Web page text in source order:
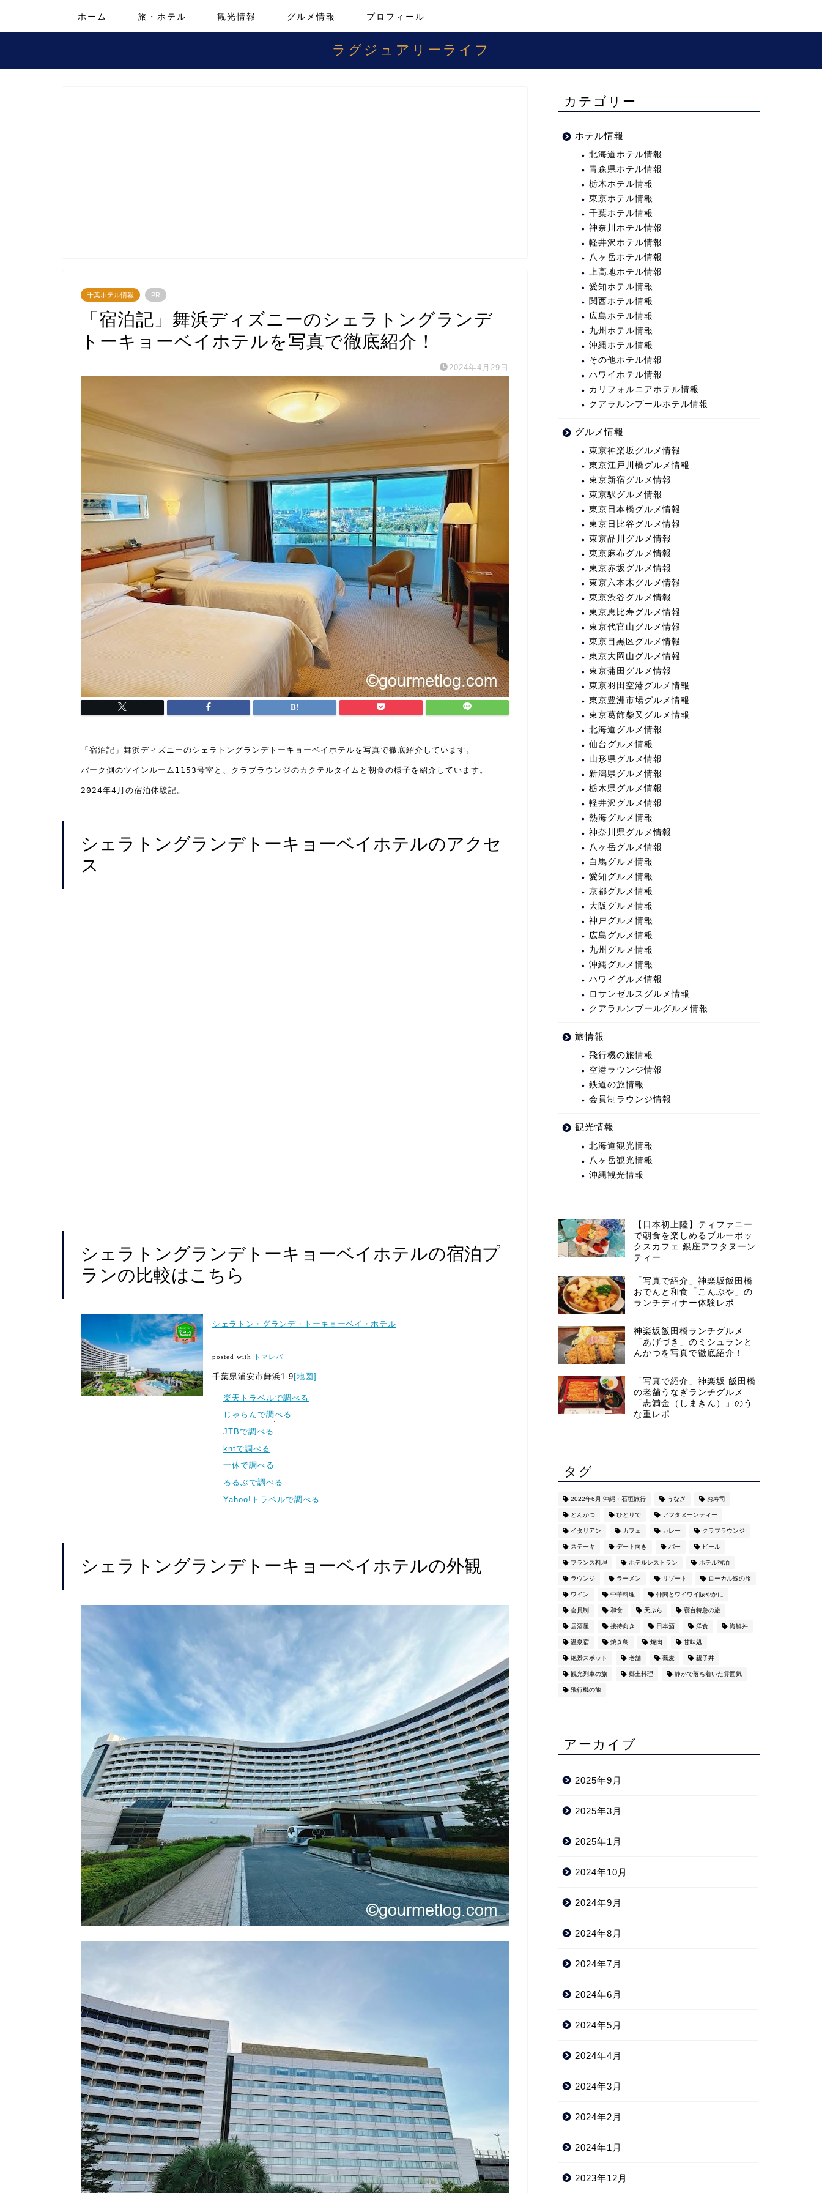
ホーム 旅・ホテル 観光情報 グルメ情報 プロフィール
ラグジュアリーライフ
千葉ホテル情報 PR
「宿泊記」舞浜ディズニーのシェラトングランデ
トーキョーベイホテルを写真で徹底紹介！
2024年4月29日
「宿泊記」舞浜ディズニーのシェラトングランデトーキョーベイホテルを写真で徹底紹介しています。
パーク側のツインルーム1153号室と、クラブラウンジのカクテルタイムと朝食の様子を紹介しています。
2024年4月の宿泊体験記。
シェラトングランデトーキョーベイホテルのアクセ
ス
シェラトングランデトーキョーベイホテルの宿泊プ
ランの比較はこちら
シェラトン・グランデ・トーキョーベイ・ホテル
posted with トマレバ
千葉県浦安市舞浜1-9 [地図]
楽天トラベルで調べる
じゃらんで調べる
JTBで調べる
kntで調べる
一休で調べる
るるぶで調べる
Yahoo!トラベルで調べる
シェラトングランデトーキョーベイホテルの外観
カテゴリー
ホテル情報
北海道ホテル情報
青森県ホテル情報
栃木ホテル情報
東京ホテル情報
千葉ホテル情報
神奈川ホテル情報
軽井沢ホテル情報
八ヶ岳ホテル情報
上高地ホテル情報
愛知ホテル情報
関西ホテル情報
広島ホテル情報
九州ホテル情報
沖縄ホテル情報
その他ホテル情報
ハワイホテル情報
カリフォルニアホテル情報
クアラルンプールホテル情報
グルメ情報
東京神楽坂グルメ情報
東京江戸川橋グルメ情報
東京新宿グルメ情報
東京駅グルメ情報
東京日本橋グルメ情報
東京日比谷グルメ情報
東京品川グルメ情報
東京麻布グルメ情報
東京赤坂グルメ情報
東京六本木グルメ情報
東京渋谷グルメ情報
東京恵比寿グルメ情報
東京代官山グルメ情報
東京目黒区グルメ情報
東京大岡山グルメ情報
東京蒲田グルメ情報
東京羽田空港グルメ情報
東京豊洲市場グルメ情報
東京葛飾柴又グルメ情報
北海道グルメ情報
仙台グルメ情報
山形県グルメ情報
新潟県グルメ情報
栃木県グルメ情報
軽井沢グルメ情報
熱海グルメ情報
神奈川県グルメ情報
八ヶ岳グルメ情報
白馬グルメ情報
愛知グルメ情報
京都グルメ情報
大阪グルメ情報
神戸グルメ情報
広島グルメ情報
九州グルメ情報
沖縄グルメ情報
ハワイグルメ情報
ロサンゼルスグルメ情報
クアラルンプールグルメ情報
旅情報
飛行機の旅情報
空港ラウンジ情報
鉄道の旅情報
会員制ラウンジ情報
観光情報
北海道観光情報
八ヶ岳観光情報
沖縄観光情報
【日本初上陸】ティファニー
で朝食を楽しめるブルーボッ
クスカフェ 銀座アフタヌーン
ティー
「写真で紹介」神楽坂飯田橋
おでんと和食「こんぶや」の
ランチディナー体験レポ
神楽坂飯田橋ランチグルメ
「あげづき」のミシュランと
んかつを写真で徹底紹介！
「写真で紹介」神楽坂 飯田橋
の老舗うなぎランチグルメ
「志満金（しまきん）」のう
な重レポ
タグ
2022年6月 沖縄・石垣旅行 うなぎ お寿司
とんかつ ひとりで アフタヌーンティー
イタリアン カフェ カレー クラブラウンジ
ステーキ デート向き バー ビール
フランス料理 ホテルレストラン ホテル宿泊
ラウンジ ラーメン リゾート ローカル線の旅
ワイン 中華料理 仲間とワイワイ賑やかに
会員制 和食 天ぷら 寝台特急の旅
居酒屋 接待向き 日本酒 洋食 海鮮丼
温泉宿 焼き鳥 焼肉 甘味処
絶景スポット 老舗 蕎麦 親子丼
観光列車の旅 郷土料理 静かで落ち着いた雰囲気
飛行機の旅
アーカイブ
2025年9月
2025年3月
2025年1月
2024年10月
2024年9月
2024年8月
2024年7月
2024年6月
2024年5月
2024年4月
2024年3月
2024年2月
2024年1月
2023年12月